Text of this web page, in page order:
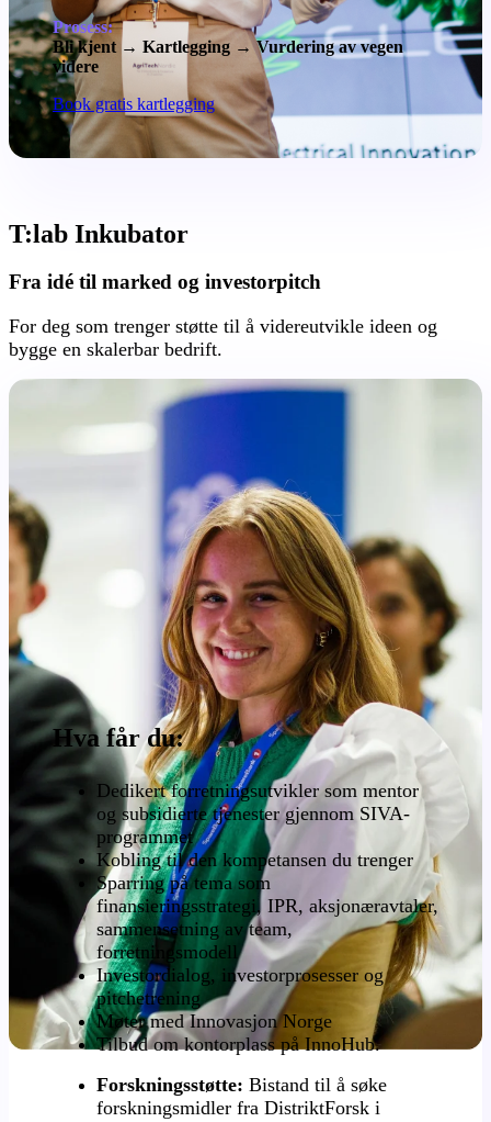
Prosess:
Bli kjent → Kartlegging → Vurdering av vegen
videre
Book gratis kartlegging
T:lab Inkubator
Fra idé til marked og investorpitch
For deg som trenger støtte til å videreutvikle ideen og
bygge en skalerbar bedrift.
Hva får du:
Dedikert forretningsutvikler som mentor
og subsidierte tjenester gjennom SIVA-
programmet
Kobling til den kompetansen du trenger
Sparring på tema som
finansieringsstrategi, IPR, aksjonæravtaler,
sammensetning av team,
forretningsmodell
Investordialog, investorprosesser og
pitchetrening
Møter med Innovasjon Norge
Tilbud om kontorplass på InnoHub.
Forskningsstøtte: Bistand til å søke
forskningsmidler fra DistriktForsk i